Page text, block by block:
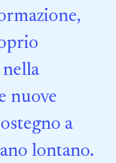
nuove
a
lontano.